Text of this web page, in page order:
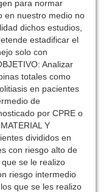
para normar
en nuestro medio no
dichos estudios,
estadificar el
solo con
Analizar
totales como
en pacientes
de
por CPRE o
Y
divididos en
con riesgo alto de
se le realizo
riesgo intermedio
que se les realizo